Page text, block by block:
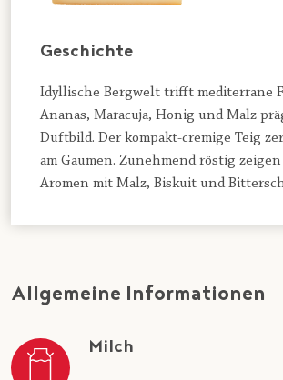
Geschichte
Idyllische Bergwelt trifft mediterrane
Ananas, Maracuja, Honig und Malz
Duftbild. Der kompakt-cremige Teig
am Gaumen. Zunehmend röstig
Aromen mit Malz, Biskuit und
Allgemeine Informationen
Milch